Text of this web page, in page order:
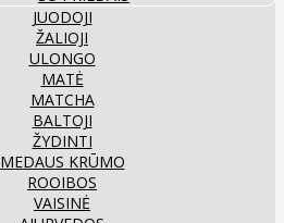
JUODOJI
ŽALIOJI
ULONGO
MATĖ
MATCHA
BALTOJI
ŽYDINTI
MEDAUS KRŪMO
ROOIBOS
VAISINĖ